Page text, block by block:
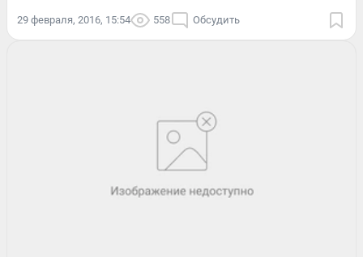
29 февраля, 2016, 15:54 558 Обсудить